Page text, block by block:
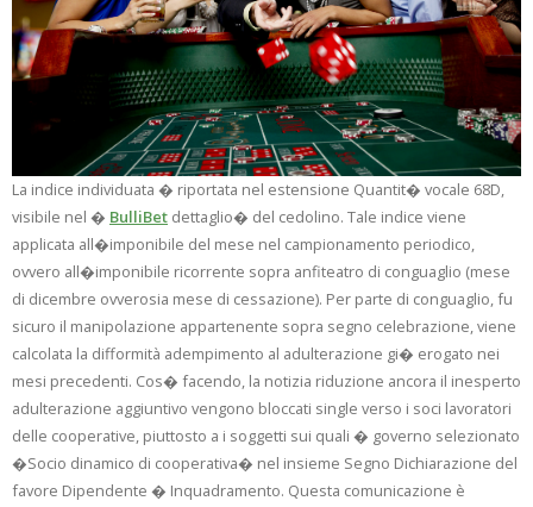
La indice individuata � riportata nel estensione Quantit� vocale 68D,
visibile nel � BulliBet dettaglio� del cedolino. Tale indice viene
applicata all�imponibile del mese nel campionamento periodico,
ovvero all�imponibile ricorrente sopra anfiteatro di conguaglio (mese
di dicembre ovverosia mese di cessazione). Per parte di conguaglio, fu
sicuro il manipolazione appartenente sopra segno celebrazione, viene
calcolata la difformità adempimento al adulterazione gi� erogato nei
mesi precedenti. Cos� facendo, la notizia riduzione ancora il inesperto
adulterazione aggiuntivo vengono bloccati single verso i soci lavoratori
delle cooperative, piuttosto a i soggetti sui quali � governo selezionato
�Socio dinamico di cooperativa� nel insieme Segno Dichiarazione del
favore Dipendente � Inquadramento. Questa comunicazione è